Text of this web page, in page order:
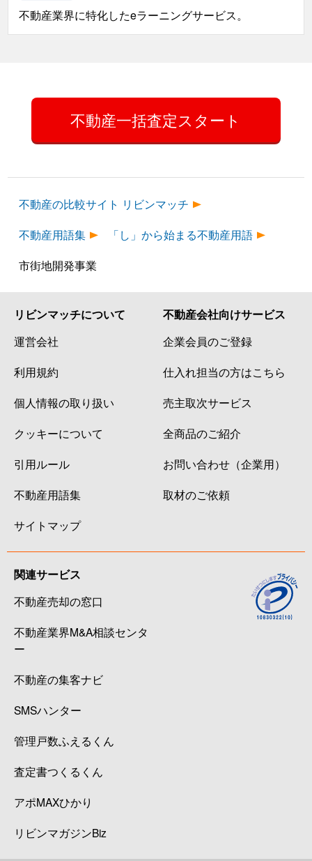
不動産業界に特化したeラーニングサービス。
不動産一括査定スタート
不動産の比較サイト リビンマッチ
不動産用語集
「し」から始まる不動産用語
市街地開発事業
リビンマッチについて
運営会社
利用規約
個人情報の取り扱い
クッキーについて
引用ルール
不動産用語集
サイトマップ
不動産会社向けサービス
企業会員のご登録
仕入れ担当の方はこちら
売主取次サービス
全商品のご紹介
お問い合わせ（企業用）
取材のご依頼
関連サービス
不動産売却の窓口
不動産業界M&A相談センタ
ー
不動産の集客ナビ
SMSハンター
管理戸数ふえるくん
査定書つくるくん
アポMAXひかり
リビンマガジンBiz